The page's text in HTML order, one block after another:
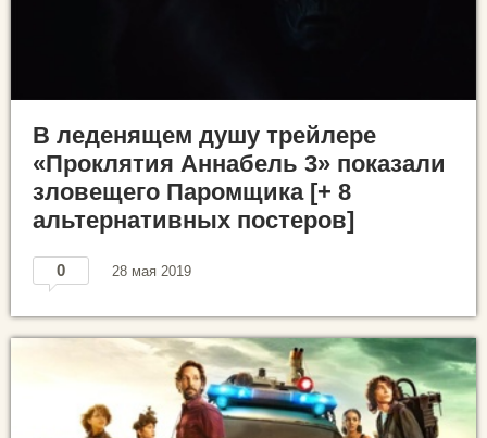
В леденящем душу трейлере
«Проклятия Аннабель 3» показали
зловещего Паромщика [+ 8
альтернативных постеров]
0 28 мая 2019